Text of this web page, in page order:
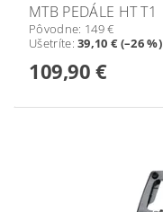
MTB PEDÁLE HT T1
Pôvodne: 149 €
Ušetríte:39,10 € (–26 %)
109,90 €